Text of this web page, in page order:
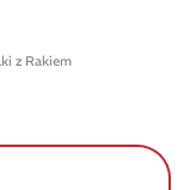
z Rakiem